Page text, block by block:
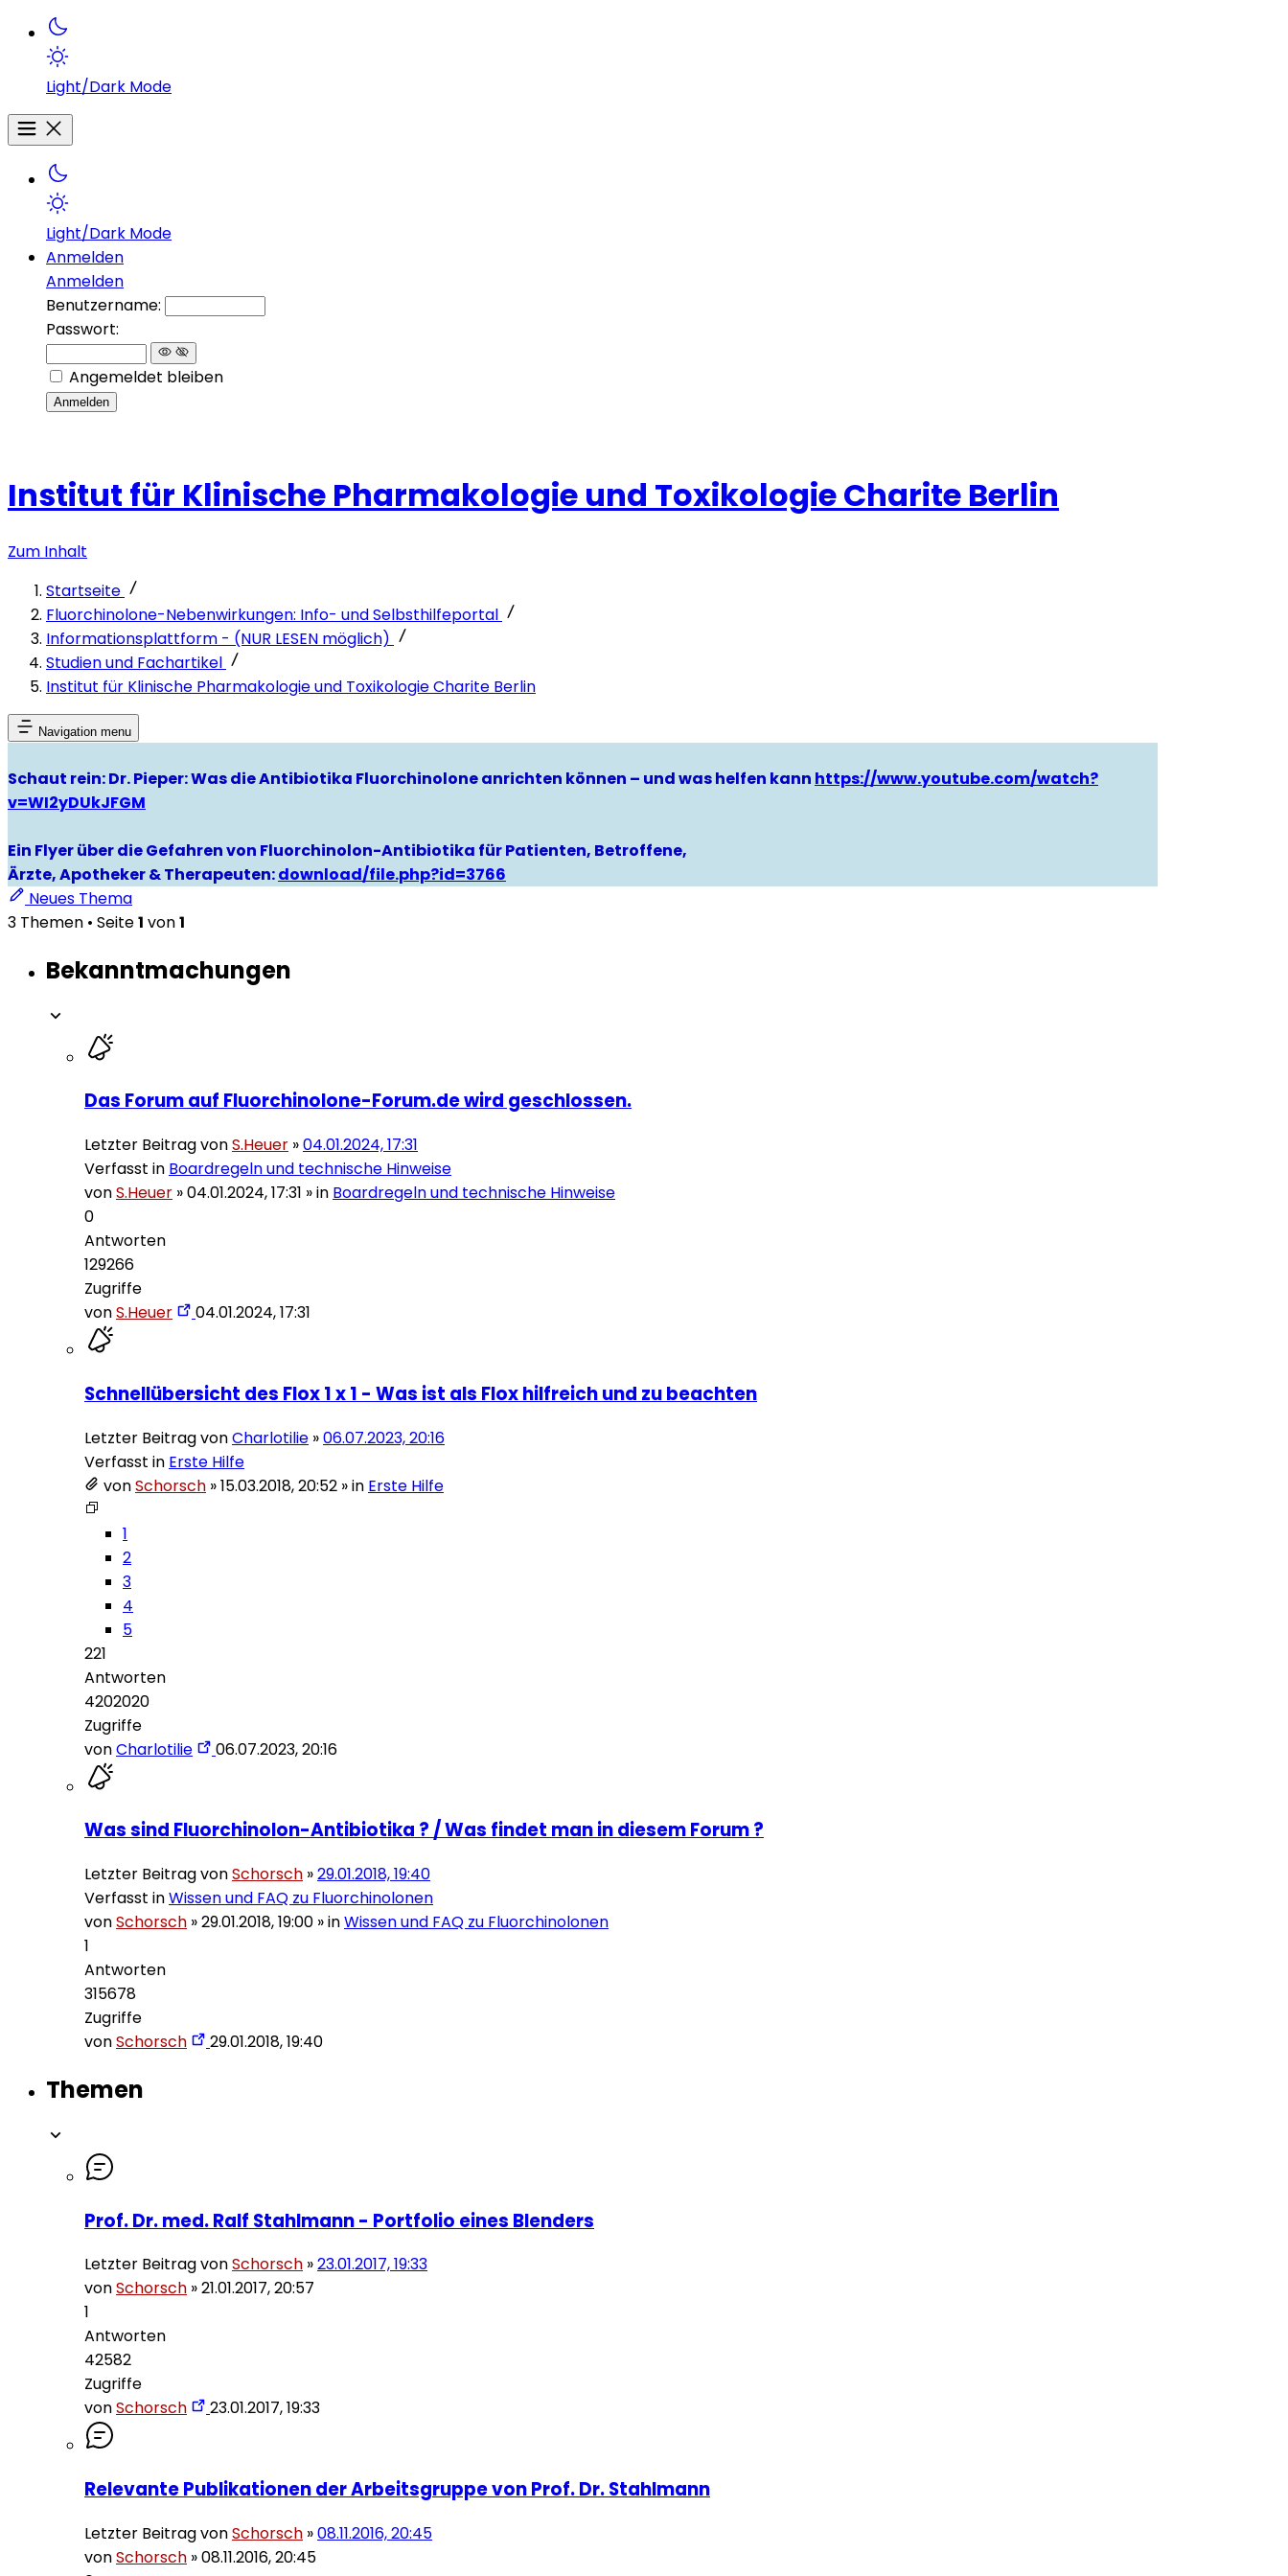
Light/Dark Mode
Light/Dark Mode
Anmelden
Anmelden
Benutzername:
Passwort:
Angemeldet bleiben
Anmelden
Institut für Klinische Pharmakologie und Toxikologie Charite Berlin
Zum Inhalt
Startseite
Fluorchinolone-Nebenwirkungen: Info- und Selbsthilfeportal
Informationsplattform - (NUR LESEN möglich)
Studien und Fachartikel
Institut für Klinische Pharmakologie und Toxikologie Charite Berlin
Navigation menu
Schaut rein: Dr. Pieper: Was die Antibiotika Fluorchinolone anrichten können – und was helfen kann https://www.youtube.com/watch?
v=WI2yDUkJFGM
Ein Flyer über die Gefahren von Fluorchinolon-Antibiotika für Patienten, Betroffene,
Ärzte, Apotheker & Therapeuten:download/file.php?id=3766
Neues Thema
3 Themen • Seite1 von1
Bekanntmachungen
Das Forum auf Fluorchinolone-Forum.de wird geschlossen.
Letzter Beitrag vonS.Heuer »04.01.2024, 17:31
Verfasst in Boardregeln und technische Hinweise
vonS.Heuer »04.01.2024, 17:31 » in Boardregeln und technische Hinweise
0
Antworten
129266
Zugriffe
vonS.Heuer 04.01.2024, 17:31
Schnellübersicht des Flox 1 x 1 - Was ist als Flox hilfreich und zu beachten
Letzter Beitrag vonCharlotilie »06.07.2023, 20:16
Verfasst in Erste Hilfe
vonSchorsch »15.03.2018, 20:52 » in Erste Hilfe
1
2
3
4
5
221
Antworten
4202020
Zugriffe
vonCharlotilie 06.07.2023, 20:16
Was sind Fluorchinolon-Antibiotika ? / Was findet man in diesem Forum ?
Letzter Beitrag vonSchorsch »29.01.2018, 19:40
Verfasst inWissen und FAQ zu Fluorchinolonen
vonSchorsch »29.01.2018, 19:00 » inWissen und FAQ zu Fluorchinolonen
1
Antworten
315678
Zugriffe
vonSchorsch 29.01.2018, 19:40
Themen
Prof. Dr. med. Ralf Stahlmann - Portfolio eines Blenders
Letzter Beitrag vonSchorsch »23.01.2017, 19:33
vonSchorsch »21.01.2017, 20:57
1
Antworten
42582
Zugriffe
vonSchorsch 23.01.2017, 19:33
Relevante Publikationen der Arbeitsgruppe von Prof. Dr. Stahlmann
Letzter Beitrag vonSchorsch »08.11.2016, 20:45
vonSchorsch »08.11.2016, 20:45